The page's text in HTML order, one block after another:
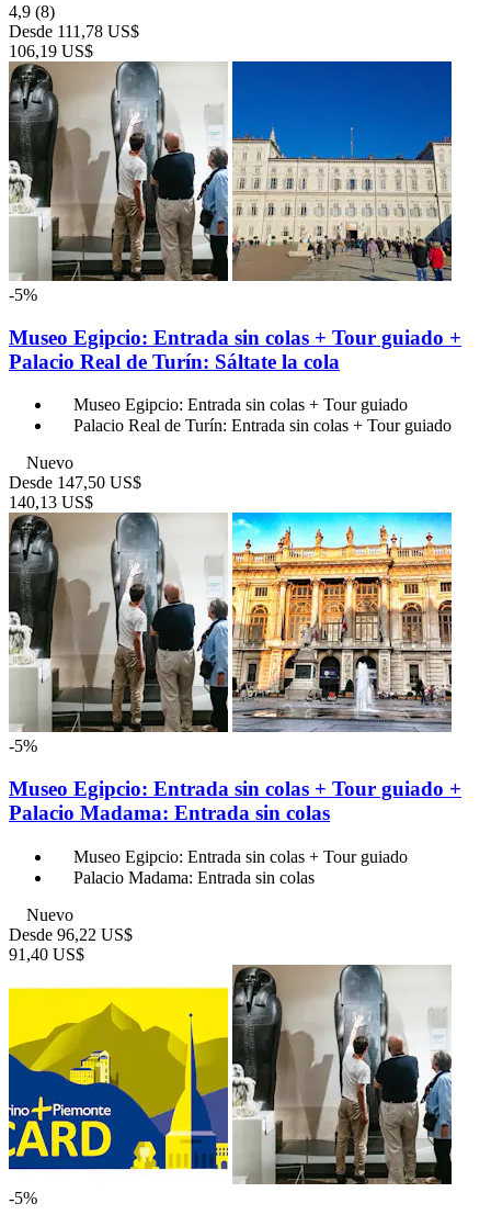
4,9 (8)
Desde 111,78 US$
106,19 US$
-5%
Museo Egipcio: Entrada sin colas + Tour guiado +
Palacio Real de Turín: Sáltate la cola
Museo Egipcio: Entrada sin colas + Tour guiado
Palacio Real de Turín: Entrada sin colas + Tour guiado
Nuevo
Desde 147,50 US$
140,13 US$
-5%
Museo Egipcio: Entrada sin colas + Tour guiado +
Palacio Madama: Entrada sin colas
Museo Egipcio: Entrada sin colas + Tour guiado
Palacio Madama: Entrada sin colas
Nuevo
Desde 96,22 US$
91,40 US$
-5%